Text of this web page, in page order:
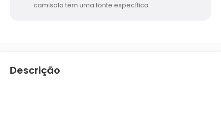
camisola tem uma fonte específica.
Descrição